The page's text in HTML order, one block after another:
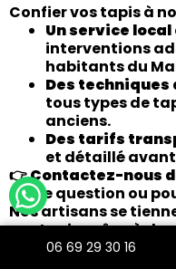
06 69 29 30 16
Confier vos tapis à
Un service
interventions
habitants du
Des
tous types de
anciens.
Des tarifs
et détaillé
👉Contactez-nous
autre question ou
Nos artisans se
vos tapis grâce à
et sur-mesure.